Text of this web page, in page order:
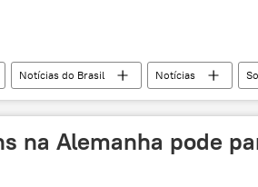
Notícias do Brasil Notícias
na Alemanha pode